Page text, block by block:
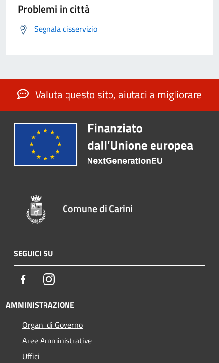
Problemi in città
Segnala disservizio
Valuta questo sito, aiutaci a migliorare
Comune di Carini
SEGUICI SU
FacebookInstagram
AMMINISTRAZIONE
Organi di Governo
Aree Amministrative
Uffici